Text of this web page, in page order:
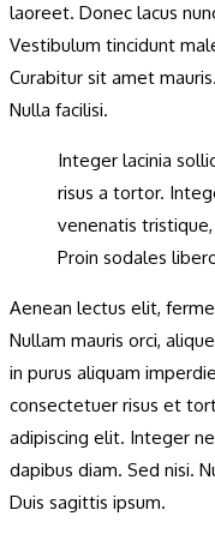
laoreet. Donec lacus
Vestibulum tincidunt
Curabitur sit amet
Nulla facilisi.
Integer lacinia
risus a tortor.
venenatis
Proin sodales
Aenean lectus elit,
Nullam mauris orci,
in purus aliquam
consectetuer risus et
adipiscing elit. Integer
dapibus diam. Sed nisi.
Duis sagittis ipsum.